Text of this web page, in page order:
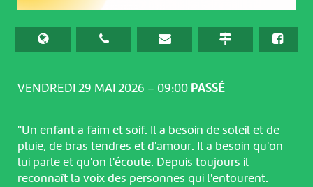
VENDREDI 29 MAI 2026 – 09:00 PASSÉ
"Un enfant a faim et soif. Il a besoin de soleil et de
pluie, de bras tendres et d'amour. Il a besoin qu'on
lui parle et qu'on l'écoute. Depuis toujours il
reconnaît la voix des personnes qui l'entourent.